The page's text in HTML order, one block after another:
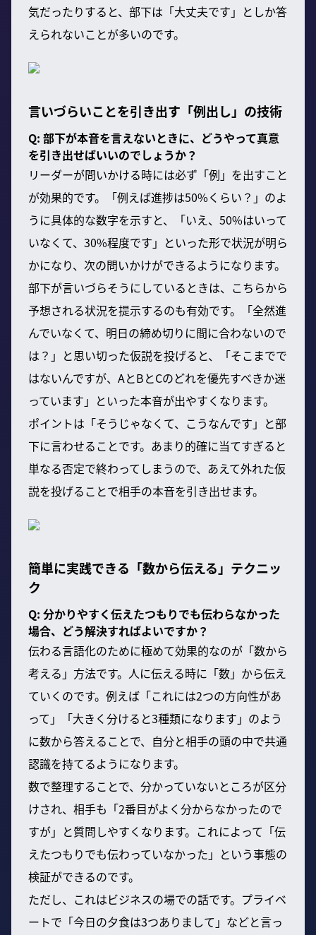
気だったりすると、部下は「大丈夫です」としか答
えられないことが多いのです。
言いづらいことを引き出す「例出し」の技術
Q: 部下が本音を言えないときに、どうやって真意
を引き出せばいいのでしょうか？
リーダーが問いかける時には必ず「例」を出すこと
が効果的です。「例えば進捗は50%くらい？」のよ
うに具体的な数字を示すと、「いえ、50%はいって
いなくて、30%程度です」といった形で状況が明ら
かになり、次の問いかけができるようになります。
部下が言いづらそうにしているときは、こちらから
予想される状況を提示するのも有効です。「全然進
んでいなくて、明日の締め切りに間に合わないので
は？」と思い切った仮説を投げると、「そこまでで
はないんですが、AとBとCのどれを優先すべきか迷
っています」といった本音が出やすくなります。
ポイントは「そうじゃなくて、こうなんです」と部
下に言わせることです。あまり的確に当てすぎると
単なる否定で終わってしまうので、あえて外れた仮
説を投げることで相手の本音を引き出せます。
簡単に実践できる「数から伝える」テクニッ
ク
Q: 分かりやすく伝えたつもりでも伝わらなかった
場合、どう解決すればよいですか？
伝わる言語化のために極めて効果的なのが「数から
考える」方法です。人に伝える時に「数」から伝え
ていくのです。例えば「これには2つの方向性があ
って」「大きく分けると3種類になります」のよう
に数から答えることで、自分と相手の頭の中で共通
認識を持てるようになります。
数で整理することで、分かっていないところが区分
けされ、相手も「2番目がよく分からなかったので
すが」と質問しやすくなります。これによって「伝
えたつもりでも伝わっていなかった」という事態の
検証ができるのです。
ただし、これはビジネスの場での話です。プライベ
ートで「今日の夕食は3つありまして」などと言っ